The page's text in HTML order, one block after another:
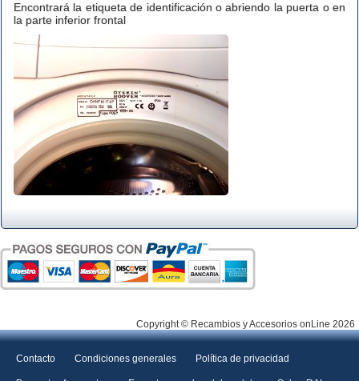
Encontrará la etiqueta de identificación o abriendo la puerta o en
la parte inferior frontal
Copyright © Recambios y Accesorios onLine 2026
Contacto Condiciones generales Política de privacidad